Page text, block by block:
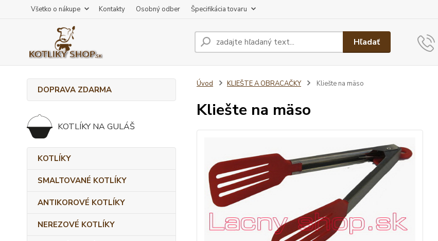
Všetko o nákupe Kontakty Osobný odber Špecifikácia tovaru
Hľadať
DOPRAVA ZDARMA
KOTLÍKY NA GULÁŠ
KOTLÍKY
SMALTOVANÉ KOTLÍKY
ANTIKOROVÉ KOTLÍKY
NEREZOVÉ KOTLÍKY
Úvod KLIEŠTE A OBRACAČKY Kliešte na mäso
Kliešte na mäso